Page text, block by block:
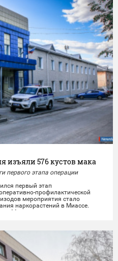
изъяли 576 кустов мака
первого этапа операции
первый этап
профилактической
мероприятия стало
наркорастений в Миассе.
Миассу совместно с